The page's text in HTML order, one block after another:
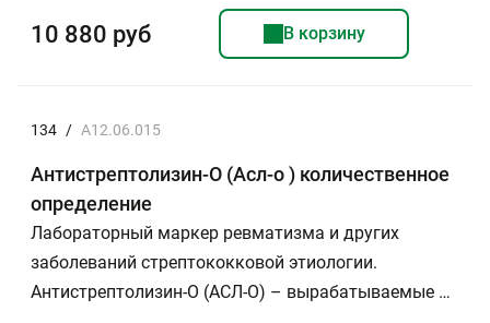
10 880 руб В корзину
134 / A12.06.015
Антистрептолизин-О (Асл-о ) количественное
определение
Лабораторный маркер ревматизма и других
заболеваний стрептококковой этиологии.
Антистрептолизин-О (АСЛ-О) – вырабатываемые …